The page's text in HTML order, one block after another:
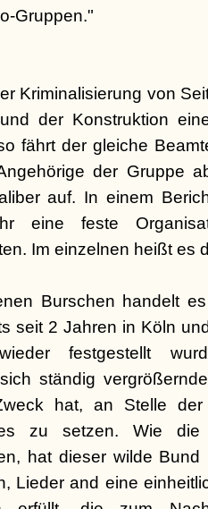
Gruppen."
Kriminalisierung von
der Konstruktion
fährt der gleiche
der Gruppe
auf. In einem
eine feste
Im einzelnen heißt es
Burschen handelt
seit 2 Jahren in Köln
festgestellt
ständig
hat, an Stelle der
zu setzen. Wie die
hat dieser wilde
Lieder and eine